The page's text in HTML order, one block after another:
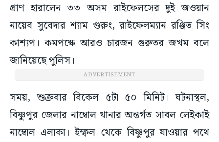
প্রাণ হারালেন ৩৩ অসম রাইফেলসের দুই জওয়ান
নায়েব সুবেদার শ্যাম গুরুং, রাইফেলম্যান রঞ্জিত সিং
কাশ্যপ। কমপক্ষে আরও চারজন গুরুতর জখম বলে
জানিয়েছে পুলিস।
ADVERTISEMENT
সময়, শুক্রবার বিকেল ৫টা ৫০ মিনিট। ঘটনাস্থল,
বিষ্ণুপুর জেলার নাম্বোল থানার অন্তর্গত সাবল লেইকাই
নাম্বোল এলাকা। ইম্ফল থেকে বিষ্ণুপুর যাওয়ার পথে